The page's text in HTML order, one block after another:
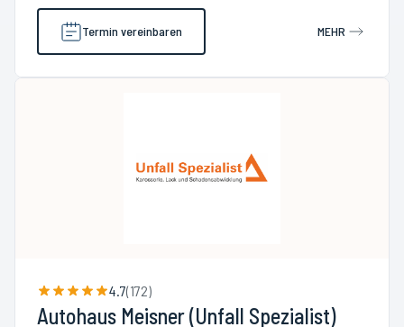
Termin vereinbaren MEHR
4.7(172)
Autohaus Meisner (Unfall Spezialist)